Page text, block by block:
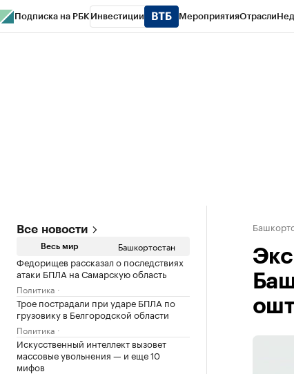
Подписка на РБК Инвестиции МероприятияОтрасли
Все новости
Весь мир Башкортостан
Федорищев рассказал о последствиях
атаки БПЛА на Самарскую область
Политика
Трое пострадали при ударе БПЛА по
грузовику в Белгородской области
Политика
Искусственный интеллект вызовет
массовые увольнения — и еще 10
мифов